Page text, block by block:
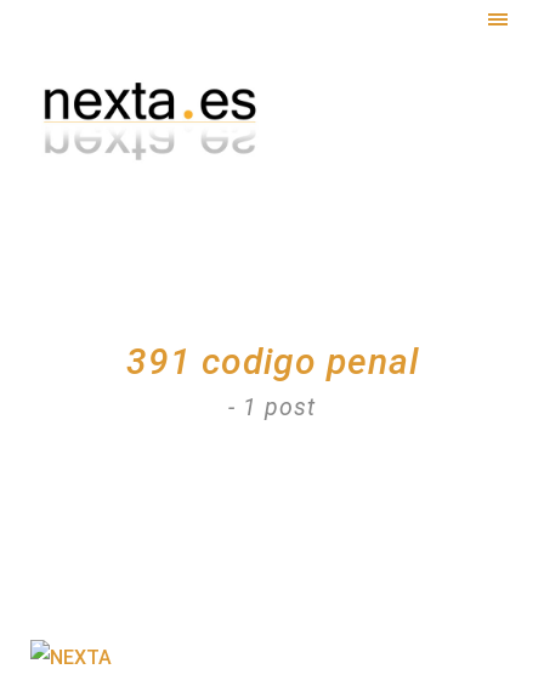
391 codigo penal
- 1 post